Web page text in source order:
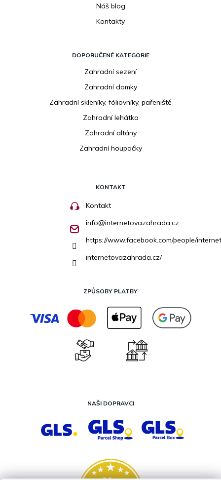
Náš blog
Kontakty
DOPORUČENÉ KATEGORIE
Zahradní sezení
Zahradní domky
Zahradní skleníky, fóliovníky, pařeniště
Zahradní lehátka
Zahradní altány
Zahradní houpačky
KONTAKT
Kontakt
info@internetovazahrada.cz
https://www.facebook.com/people/
internetovazahrada.cz/
ZPŮSOBY PLATBY
NAŠI DOPRAVCI